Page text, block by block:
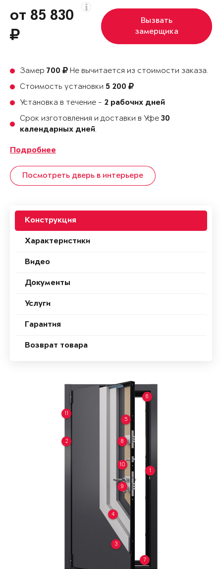
от 85 830
Вызвать
замерщика
Замер 700
Не вычитается из стоимости заказа.
Стоимость установки 5 200
Установка в течение - 2 рабочих дней
Срок изготовления и доставки в Уфе 30
календарных дней.
Подробнее
Посмотреть дверь в интерьере
Конструкция
Характеристики
Видео
Документы
Услуги
Гарантия
Возврат товара
1
2
3
4
5
6
7
8
9
10
11